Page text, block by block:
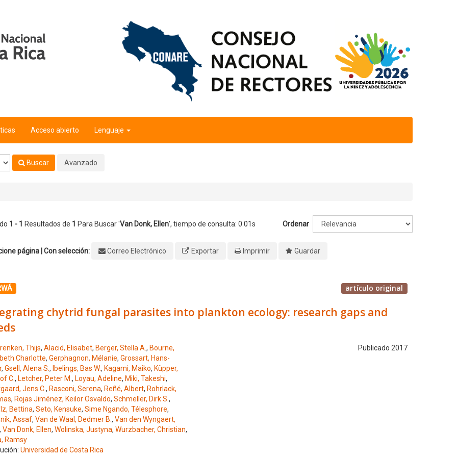
Acceso abierto Lenguaje
Buscar Avanzado
1 - 1 Resultados de 1 Para Buscar 'Van Donk, Ellen', tiempo de consulta: 0.01s Ordenar
página | Con selección: Correo Electrónico Exportar Imprimir Guardar
el número de resultado 1 artículo original
chytrid fungal parasites into plankton ecology: research gaps and
Thijs, Alacid, Elisabet, Berger, Stella A., Bourne,
Charlotte, Gerphagnon, Mélanie, Grossart, Hans-
, Gsell, Alena S., Ibelings, Bas W., Kagami, Maiko, Küpper,
C., Letcher, Peter M., Loyau, Adeline, Miki, Takeshi,
Jens C., Rasconi, Serena, Reñé, Albert, Rohrlack,
, Rojas Jiménez, Keilor Osvaldo, Schmeller, Dirk S.,
Bettina, Seto, Kensuke, Sime Ngando, Télesphore,
Assaf, Van de Waal, Dedmer B., Van den Wyngaert,
, Van Donk, Ellen, Wolinska, Justyna, Wurzbacher, Christian,
Ramsy
Publicado 2017
Universidad de Costa Rica